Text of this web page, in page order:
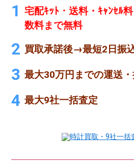
宅配ｷｯﾄ・送料・ｷｬﾝｾﾙ
数料まで無料
買取承諾後→最短2日振
最大30万円までの運送
最大9社一括査定
時計買取・9社一括